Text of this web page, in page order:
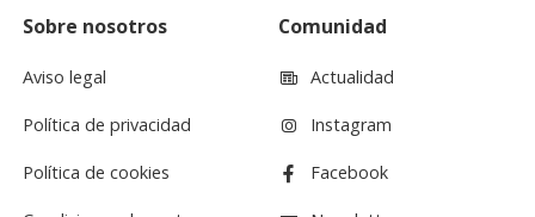
Sobre nosotros
Aviso legal
Política de privacidad
Política de cookies
Comunidad
Actualidad
Instagram
Facebook